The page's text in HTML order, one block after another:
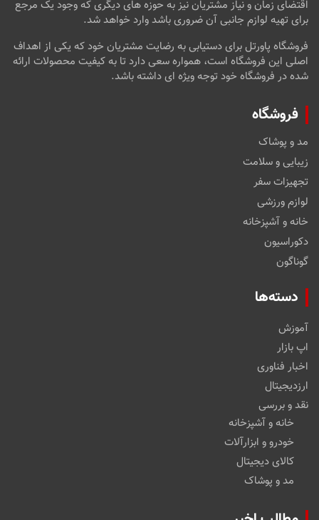
اقتضای زمان و نیاز مشتریان نیز به حوزه های دیگری که وجود یک مرجع
برای تهیه لوازم جانبی آن ضروری باشد وارد خواهد شد.
فروشگاه پاورتل برای دستیابی به رضایت مشتریان خود که یکی از اهداف
اصلی این فروشگاه است، همواره سعی دارد تا به کیفیت محصولات ارائه
شده در فروشگاه خود توجه ویژه ای داشته باشد.
فروشگاه
مد و پوشاک
زیبایی و سلامت
تجهیزات سفر
لوازم ورزشی
خانه و آشپزخانه
دکوراسیون
گوناگون
دسته‌ها
آموزش
اپ بازار
اخبار فناوری
ارزدیجیتال
نقد و بررسی
خانه و آشپزخانه
خودرو و ابزارآلات
کالای دیجیتال
مد و پوشاک